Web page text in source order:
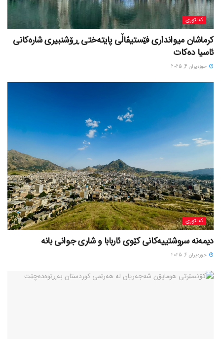
کەلتوری
کرماشان میوانداری فێستیڤاڵی پایتەختی ڕۆشنبیری شارەکانی
ئاسیا دەکات
حوزه‌یران 4, 2025
کەلتوری
حوزه‌یران 4, 2025